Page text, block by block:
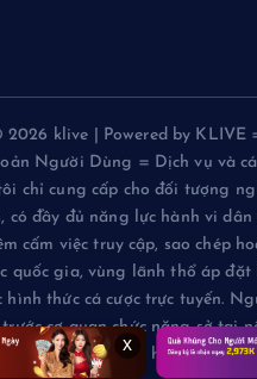
klive | Powered by
Người Dùng = Dịch vụ và
chỉ cung cấp cho đối tượng
có đầy đủ năng lực hành vi dân
cấm việc truy cập, sao chép
quốc gia, vùng lãnh thổ áp đặt
hình thức cá cược trực tuyến.
cơ quan chức năng sở tại
các giới hạn này.
x